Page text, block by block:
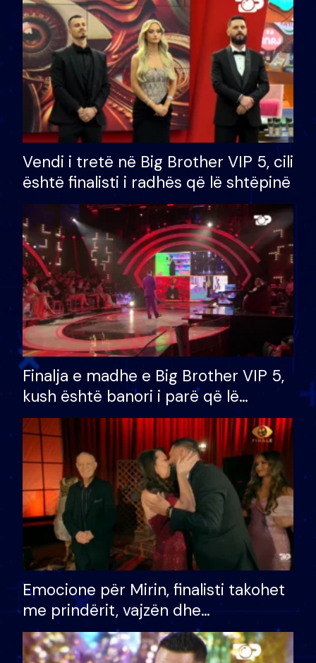
Vendi i tretë në Big Brother VIP 5, cili
është finalisti i radhës që lë shtëpinë
Finalja e madhe e Big Brother VIP 5,
kush është banori i parë që lë
shtëpinë dhe humb mundësinë për
të fituar çmimin e madh
Emocione për Mirin, finalisti takohet
me prindërit, vajzën dhe
bashkëshorten: S’kemi ndonjë letër
divorci apo jo?